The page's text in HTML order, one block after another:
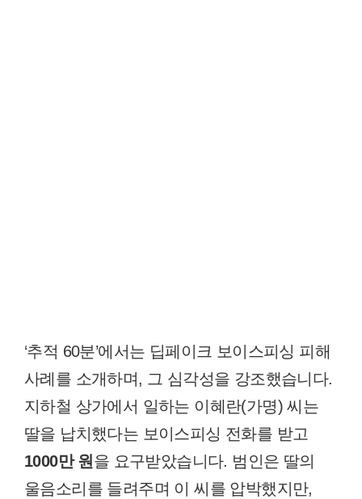
‘추적 60분’에서는 딥페이크 보이스피싱 피해
사례를 소개하며, 그 심각성을 강조했습니다.
지하철 상가에서 일하는 이혜란(가명) 씨는
딸을 납치했다는 보이스피싱 전화를 받고
1000만 원을 요구받았습니다. 범인은 딸의
울음소리를 들려주며 이 씨를 압박했지만,